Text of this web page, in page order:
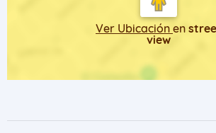
Ver Ubicación en
view